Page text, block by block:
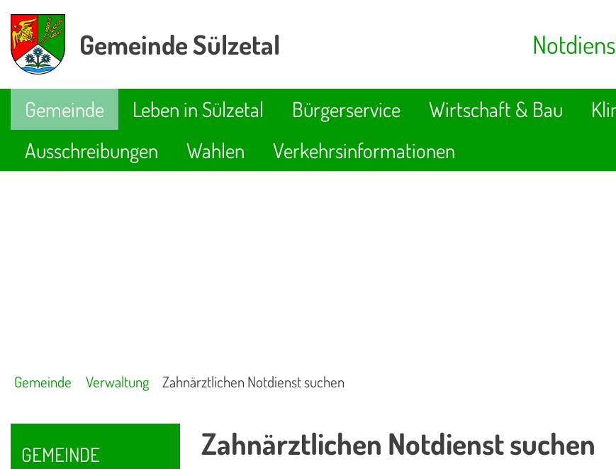
Gemeinde Sülzetal
Gemeinde Leben in Sülzetal Bürgerservice Wirtschaft & Bau
Ausschreibungen
Wahlen Verkehrsinformationen
Gemeinde Verwaltung Zahnärztlichen Notdienst suchen
GEMEINDE Zahnärztlichen Notdienst suchen